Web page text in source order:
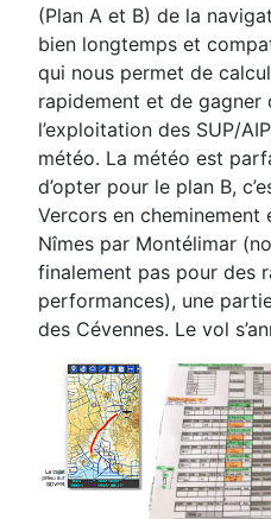
(Plan A et B) de la
bien longtemps et
qui nous permet de
rapidement et de gagner
l’exploitation des SUP/
météo. La météo est
d’opter pour le plan B,
Vercors en cheminement
Nîmes par Montélimar
finalement pas pour des
performances), une
des Cévennes. Le vol